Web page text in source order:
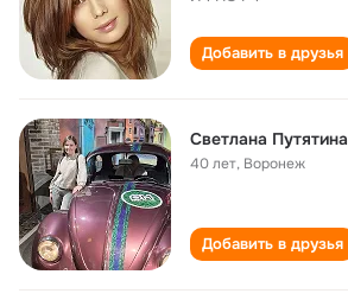
Добавить в друзья
Светлана Путятина
40 лет, Воронеж
Добавить в друзья